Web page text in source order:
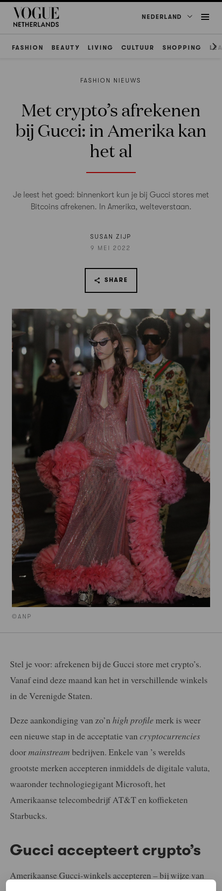
NEDERLAND
FASHION BEAUTY LIVING CULTUUR SHOPPING
©ANP
FASHION NIEUWS
Met crypto’s afrekenen
bij Gucci: in Amerika kan
het al
Je leest het goed: binnenkort kun je bij Gucci stores met
Bitcoins afrekenen. In Amerika, welteverstaan.
SUSAN ZIJP
9 MEI 2022
SHARE
Stel je voor: afrekenen bij de Gucci store met crypto’s.
Vanaf eind deze maand kan het in verschillende winkels
in de Verenigde Staten.
Deze aankondiging van zo’n high profile merk is weer
een nieuwe stap in de acceptatie van cryptocurrencies
doormainstream bedrijven. Enkele van ’s werelds
grootste merken accepteren inmiddels de digitale valuta,
waaronder technologiegigant Microsoft, het
Amerikaanse telecombedrijf AT&T en koffieketen
Starbucks.
Gucci accepteert crypto’s
Amerikaanse Gucci-winkels accepteren – bij wijze van